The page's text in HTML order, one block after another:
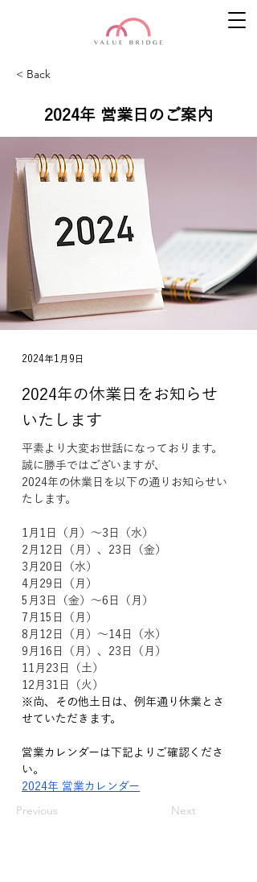
< Back
2024年 営業日のご案内
2024年1月9日
2024年の休業日をお知らせ
いたします
平素より大変お世話になっております。
誠に勝手ではございますが、
2024年の休業日を以下の通りお知らせい
たします。
1月1日（月）〜3日（水）
2月12日（月）、23日（金）
3月20日（水）
4月29日（月）
5月3日（金）〜6日（月）
7月15日（月）
8月12日（月）〜14日（水）
9月16日（月）、23日（月）
11月23日（土）
12月31日（火）
※尚、その他土日は、例年通り休業とさ
せていただきます。
営業カレンダーは下記よりご確認くださ
い。
2024年 営業カレンダー
Previous Next